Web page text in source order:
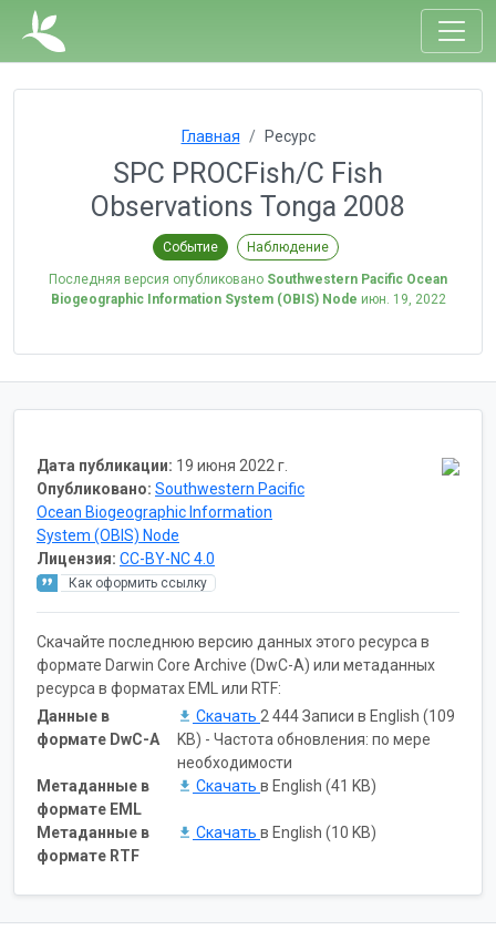
Главная Ресурс
SPC PROCFish/C Fish
Observations Tonga 2008
Событие Наблюдение
Последняя версия опубликовано Southwestern Pacific Ocean
Biogeographic Information System (OBIS) Node июн. 19, 2022
Дата публикации: 19 июня 2022 г.
Опубликовано: Southwestern Pacific
Ocean Biogeographic Information
System (OBIS) Node
Лицензия: CC-BY-NC 4.0
Как оформить ссылку
Скачайте последнюю версию данных этого ресурса в
формате Darwin Core Archive (DwC-A) или метаданных
ресурса в форматах EML или RTF:
Данные в
формате DwC-A
Скачать 2 444 Записи в English (109
KB) - Частота обновления: по мере
необходимости
Метаданные в
формате EML
Скачать в English (41 KB)
Метаданные в
формате RTF
Скачать в English (10 KB)